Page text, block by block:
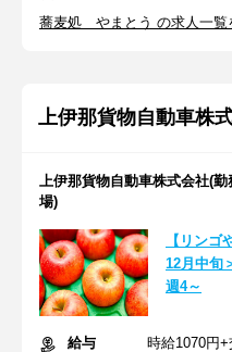
蕎麦処 やまとう の求人一覧
上伊那貨物自動車株
上伊那貨物自動車株式会社(
場)
【リンゴ
12月中旬
週4～
給与
時給1070円